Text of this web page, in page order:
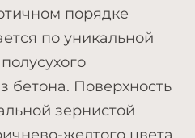
порядке
по уникальной
бетона. Поверхность
зернистой